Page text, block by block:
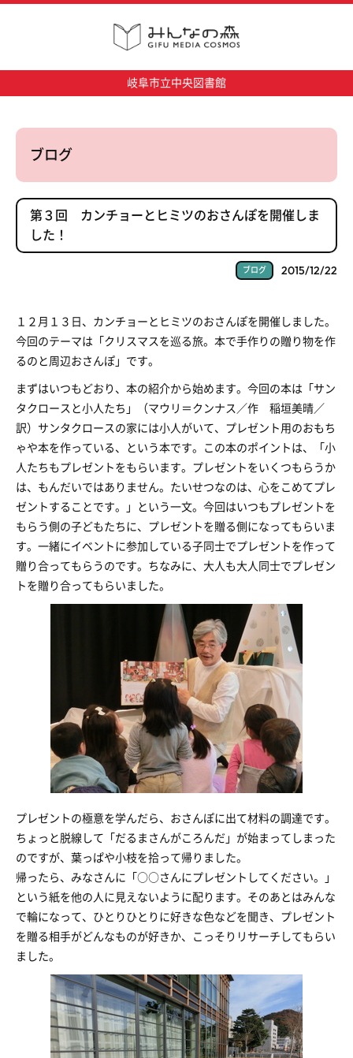
岐阜市立中央図書館
ブログ
第３回 カンチョーとヒミツのおさんぽを開催しま
した！
ブログ 2015/12/22
１２月１３日、カンチョーとヒミツのおさんぽを開催しました。
今回のテーマは「クリスマスを巡る旅。本で手作りの贈り物を作
るのと周辺おさんぽ」です。
まずはいつもどおり、本の紹介から始めます。今回の本は「サン
タクロースと小人たち」（マウリ＝クンナス／作 稲垣美晴／
訳）サンタクロースの家には小人がいて、プレゼント用のおもち
ゃや本を作っている、という本です。この本のポイントは、「小
人たちもプレゼントをもらいます。プレゼントをいくつもらうか
は、もんだいではありません。たいせつなのは、心をこめてプレ
ゼントすることです。」という一文。今回はいつもプレゼントを
もらう側の子どもたちに、プレゼントを贈る側になってもらいま
す。一緒にイベントに参加している子同士でプレゼントを作って
贈り合ってもらうのです。ちなみに、大人も大人同士でプレゼン
トを贈り合ってもらいました。
プレゼントの極意を学んだら、おさんぽに出て材料の調達です。
ちょっと脱線して「だるまさんがころんだ」が始まってしまった
のですが、葉っぱや小枝を拾って帰りました。
帰ったら、みなさんに「○○さんにプレゼントしてください。」
という紙を他の人に見えないように配ります。そのあとはみんな
で輪になって、ひとりひとりに好きな色などを聞き、プレゼント
を贈る相手がどんなものが好きか、こっそりリサーチしてもらい
ました。